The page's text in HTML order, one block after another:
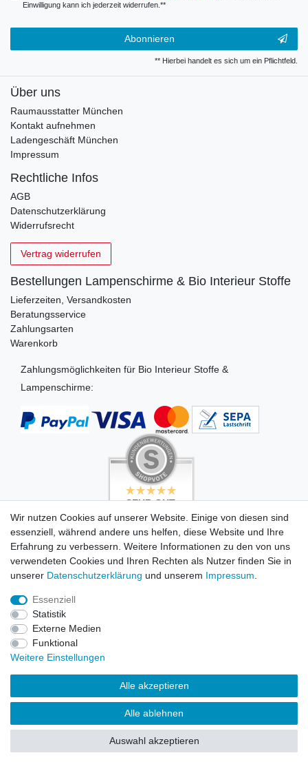
Einwilligung kann ich jederzeit widerrufen.**
Abonnieren
** Hierbei handelt es sich um ein Pflichtfeld.
Über uns
Raumausstatter München
Kontakt aufnehmen
Ladengeschäft München
Impressum
Rechtliche Infos
AGB
Datenschutzerklärung
Widerrufsrecht
Vertrag widerrufen
Bestellungen Lampenschirme & Bio Interieur Stoffe
Lieferzeiten, Versandkosten
Beratungsservice
Zahlungsarten
Warenkorb
Zahlungsmöglichkeiten für Bio Interieur Stoffe &
Lampenschirme:
SEHR GUT
5 / 5
bei: dawanda.com,
dawanda.com,
google.de
SEHR GUT
4.99 / 5
bei: dawanda.com,
google.com
© Copyright 2026 Blue Octopus Design GmbH. Alle Rechte
vorbehalten.
Siegesstraße 21, 80802 München
Tel. 089 85636693
Wir nutzen Cookies auf unserer Website. Einige von diesen sind
essenziell, während andere uns helfen, diese Website und Ihre
Erfahrung zu verbessern. Weitere Informationen zu den von uns
verwendeten Cookies und Ihren Rechten als Nutzer finden Sie in
unserer Daten­schutz­erklärung und unserem Impressum
Essenziell
Statistik
Externe Medien
Funktional
Weitere Einstellungen
Alle akzeptieren
Alle ablehnen
Auswahl akzeptieren